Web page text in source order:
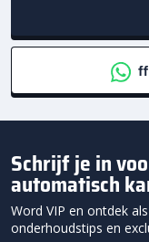
Schrijf je in
automatisch
Word VIP en ontdek
onderhoudstips en